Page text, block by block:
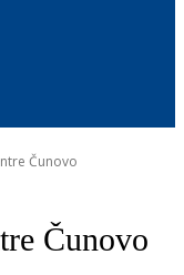
Čunovo
Čunovo